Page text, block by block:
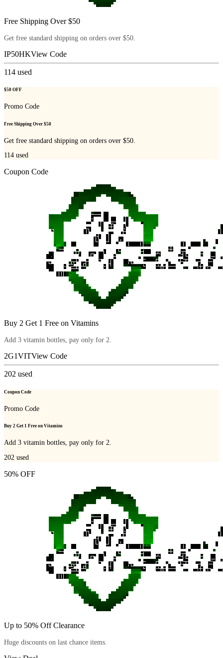
Free Shipping Over $50
Get free standard shipping on orders over $50.
IP50HKView Code
114 used
$50 OFF
Promo Code
Free Shipping Over $50
Get free standard shipping on orders over $50.
114 used
Coupon Code
Buy 2 Get 1 Free on Vitamins
Add 3 vitamin bottles, pay only for 2.
2G1VITView Code
202 used
Coupon Code
Promo Code
Buy 2 Get 1 Free on Vitamins
Add 3 vitamin bottles, pay only for 2.
202 used
50% OFF
Up to 50% Off Clearance
Huge discounts on last chance items.